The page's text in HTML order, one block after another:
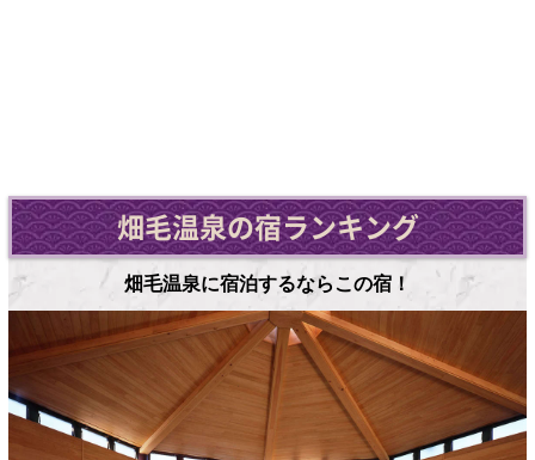
畑毛温泉の宿ランキング
畑毛温泉に宿泊するならこの宿！